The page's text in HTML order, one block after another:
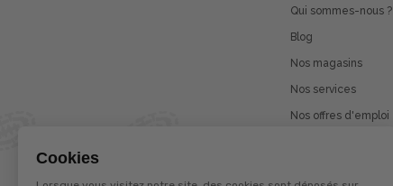
Cookies
Qui sommes-nous ?
Blog
Nos magasins
Nos services
Nos offres d'emploi